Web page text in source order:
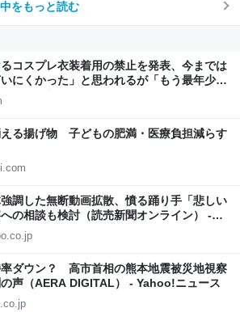
をもっと読む
コスプレ衣装着用の禁止を発表、今までは
いにくかった」と思われるが「もう最年少で
ーだろうしなぁ」
る揚げ物 子どもの肥満・医療負担減らす
調した無断動画拡散、憤る踊り手「悲しい
の相談も検討（読売新聞オンライン） -
ダウン？ 高市首相の熊本地震被災地視察
声（AERA DIGITAL） - Yahoo!ニュース